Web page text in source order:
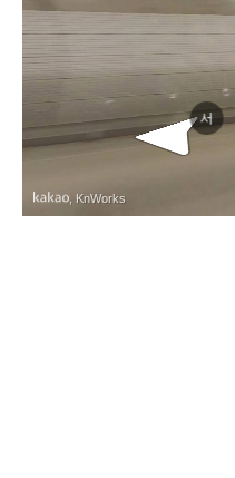
서
, KnWorks